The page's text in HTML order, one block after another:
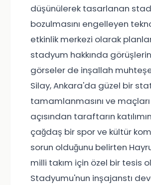
düşünülerek tasarlanan
bozulmasını engelleyen
etkinlik merkezi olarak
stadyum hakkında
görseler de inşallah
Silay, Ankara'da güzel bir
tamamlanmasını ve
açısından taraftarın
çağdaş bir spor ve kültür
sorun olduğunu belirten
milli takım için özel bir tesis
Stadyumu'nun inşajanstı